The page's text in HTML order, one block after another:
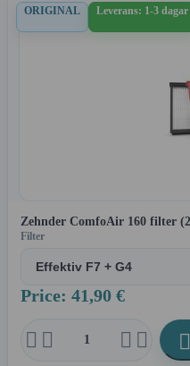
ORIGINAL Leverans: 1-3 dagar
Zehnder ComfoAir 160 filter
Filter
Price: 41,90 €
    